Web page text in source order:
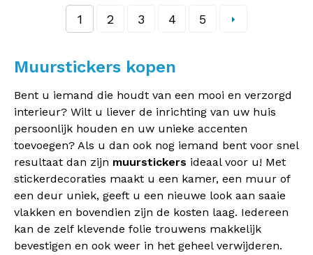
1 2 3 4 5
Muurstickers kopen
Bent u iemand die houdt van een mooi en verzorgd
interieur? Wilt u liever de inrichting van uw huis
persoonlijk houden en uw unieke accenten
toevoegen? Als u dan ook nog iemand bent voor snel
resultaat dan zijn muurstickers ideaal voor u! Met
stickerdecoraties maakt u een kamer, een muur of
een deur uniek, geeft u een nieuwe look aan saaie
vlakken en bovendien zijn de kosten laag. Iedereen
kan de zelf klevende folie trouwens makkelijk
bevestigen en ook weer in het geheel verwijderen.